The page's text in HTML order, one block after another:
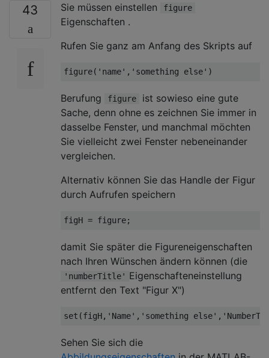
43 Sie müssen einstellen figure
Eigenschaften .
Rufen Sie ganz am Anfang des Skripts auf
figure( 'name' , 'something else'
Berufung figure
ist sowieso eine gute
Sache, denn ohne es zeichnen Sie immer in
dasselbe Fenster, und manchmal möchten
Sie vielleicht zwei Fenster nebeneinander
vergleichen.
Alternativ können Sie das Handle der Figur
durch Aufrufen speichern
figH = figure
damit Sie später die Figureneigenschaften
nach Ihren Wünschen ändern können (die
'numberTitle' Eigenschafteneinstellung
entfernt den Text "Figur X")
set(figH, 'Name' , 'something else' ,
Sehen Sie sich die